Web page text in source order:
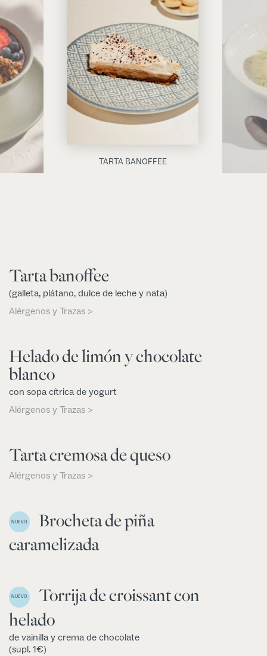
TARTA BANOFFEE
Tarta banoffee
(galleta, plátano, dulce de leche y nata)
Alérgenos y Trazas >
Helado de limón y chocolate
blanco
con sopa cítrica de yogurt
Alérgenos y Trazas >
Tarta cremosa de queso
Alérgenos y Trazas >
NUEVO
Brocheta de piña
caramelizada
NUEVO
Torrija de croissant con
helado
de vainilla y crema de chocolate
(supl. 1€)